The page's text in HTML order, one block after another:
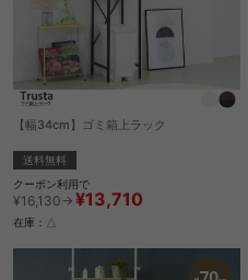
【幅34cm】ゴミ箱上ラック
送料無料
クーポン利用で
¥16,130→ ¥13,710
在庫：△